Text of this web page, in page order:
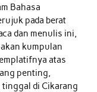
Bahasa
pada berat
dan menulis ini,
kumpulan
atas
penting,
di Cikarang